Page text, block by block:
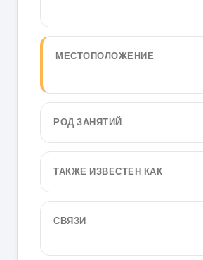
МЕСТОПОЛОЖЕНИЕ
РОД ЗАНЯТИЙ
ТАКЖЕ ИЗВЕСТЕН КАК
СВЯЗИ